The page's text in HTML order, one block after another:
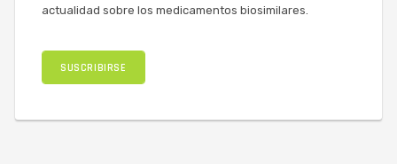
actualidad sobre los medicamentos biosimilares.
SUSCRIBIRSE